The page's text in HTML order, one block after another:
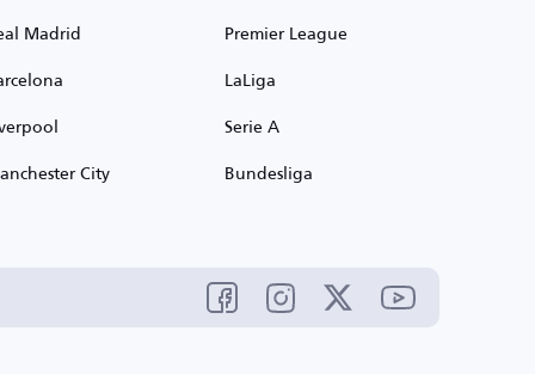
Madrid
City
Premier League
LaLiga
Serie A
Bundesliga